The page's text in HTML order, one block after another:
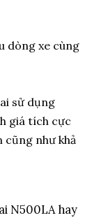
dòng xe cùng
sử dụng
giá tích cực
cũng như khả
N500LA hay